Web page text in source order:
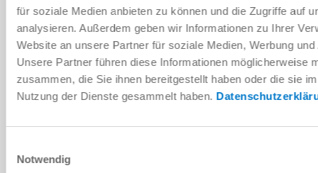
für soziale Medien anbieten zu können und die Zugriffe auf
analysieren. Außerdem geben wir Informationen zu Ihrer
Website an unsere Partner für soziale Medien, Werbung
Unsere Partner führen diese Informationen möglicherweise
zusammen, die Sie ihnen bereitgestellt haben oder die sie
Nutzung der Dienste gesammelt haben.
Notwendig
1,60 [mm]
2.00 [mm]
2 [mm]